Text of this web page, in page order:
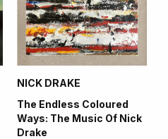
NICK DRAKE
The Endless Coloured
Ways: The Music Of Nick
Drake